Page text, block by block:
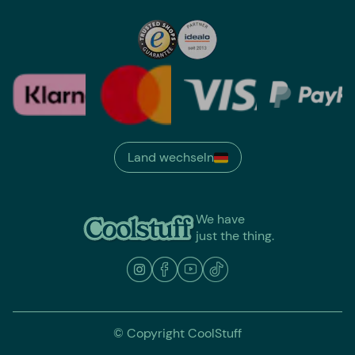
We have
just the thing.
Land wechseln
© Copyright CoolStuff